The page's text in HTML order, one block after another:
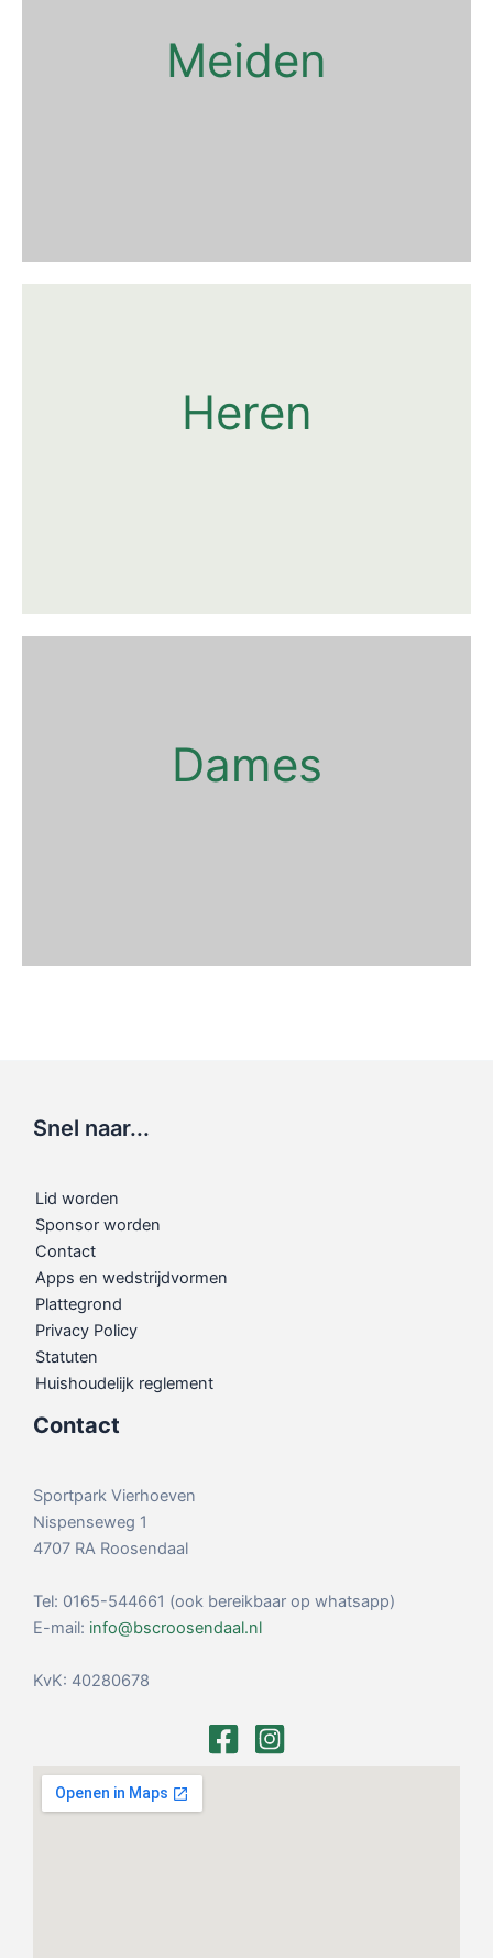
Meiden
Heren
Dames
Snel naar...
Lid worden
Sponsor worden
Contact
Apps en wedstrijdvormen
Plattegrond
Privacy Policy
Statuten
Huishoudelijk reglement
Contact
Sportpark Vierhoeven
Nispenseweg 1
4707 RA Roosendaal
Tel: 0165-544661 (ook bereikbaar op whatsapp)
E-mail: info@bscroosendaal.nl
KvK: 40280678